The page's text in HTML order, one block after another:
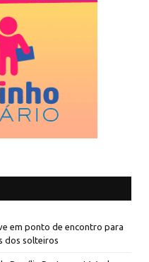
em ponto de encontro para
dos solteiros